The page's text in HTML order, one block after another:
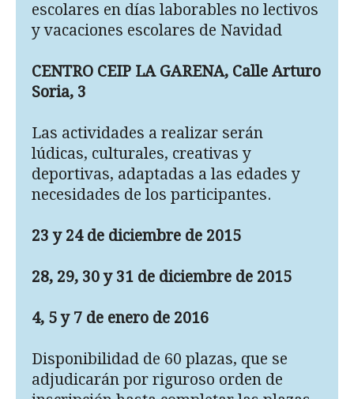
escolares en días laborables no lectivos
y vacaciones escolares de Navidad
CENTRO CEIP LA GARENA, Calle Arturo
Soria, 3
Las actividades a realizar serán
lúdicas, culturales, creativas y
deportivas, adaptadas a las edades y
necesidades de los participantes.
23 y 24 de diciembre de 2015
28, 29, 30 y 31 de diciembre de 2015
4, 5 y 7 de enero de 2016
Disponibilidad de 60 plazas, que se
adjudicarán por riguroso orden de